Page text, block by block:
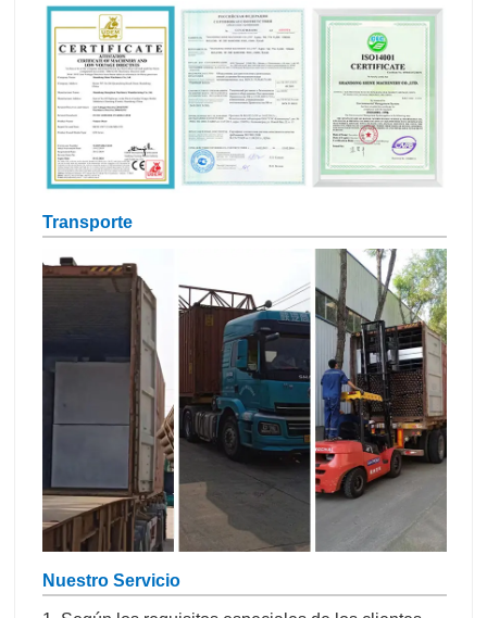
Transporte
Nuestro Servicio